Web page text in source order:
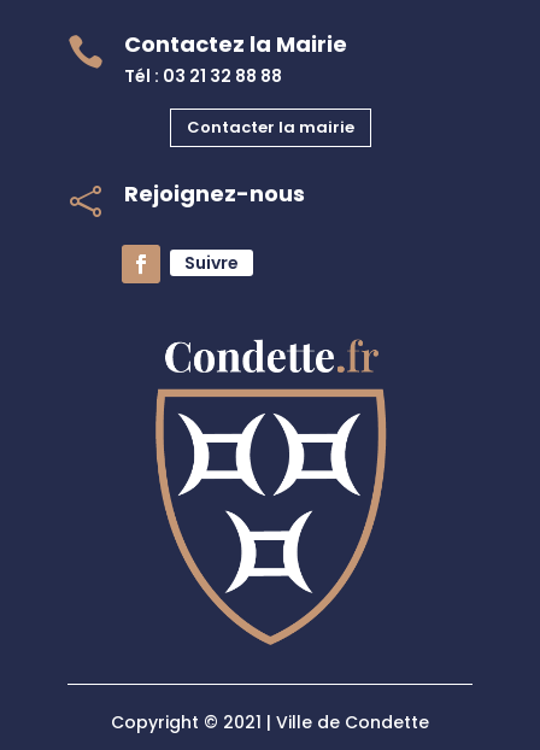
 Contactez la Mairie
Tél : 03 21 32 88 88
Contacter la mairie
 Rejoignez-nous
Suivre
Copyright © 2021 | Ville de Condette